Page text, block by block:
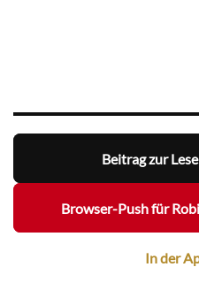
Beitrag zur
Browser-Push für
In der